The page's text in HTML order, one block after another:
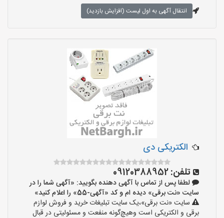
انتقال آگهی به اول لیست (افزایش بازدید)
الکتریکی دی
تلفن:09120388952
لطفا پس از تماس با آگهی دهنده بگویید: «آگهی شما را در
سایت «نت برقی» دیده ام و کد «آگهی-55» را اعلام کنید»
سایت «نت برقی»،یک سایت تبلیغات خرید و فروش لوازم
برقی و الکتریکی است وهیچ‌گونه منفعت و مسئولیتی در قبال